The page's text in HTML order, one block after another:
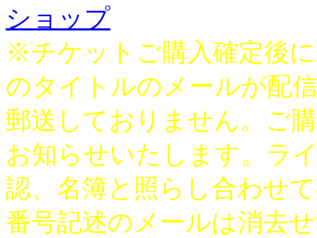
ショップ
※チケットご購入確定後
のタイトルのメールが配
郵送しておりません。ご
お知らせいたします。ラ
認、名簿と照らし合わせ
番号記述のメールは消去